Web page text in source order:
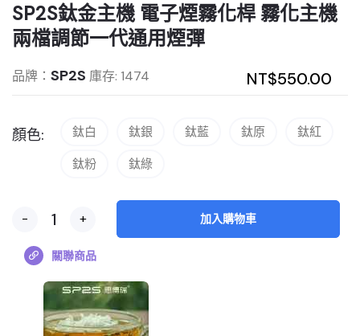
SP2S鈦金主機 電子煙霧化桿 霧化主機
兩檔調節一代通用煙彈
品牌： SP2S NT$550.00
庫存: 1474
顏色: 鈦白 鈦銀 鈦藍 鈦原
鈦紅
鈦粉
鈦綠
- + 加入購物車
關聯商品